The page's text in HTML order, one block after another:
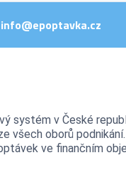
info@epoptavka.cz
systém v České
všech oborů podnikání.
ve finančním